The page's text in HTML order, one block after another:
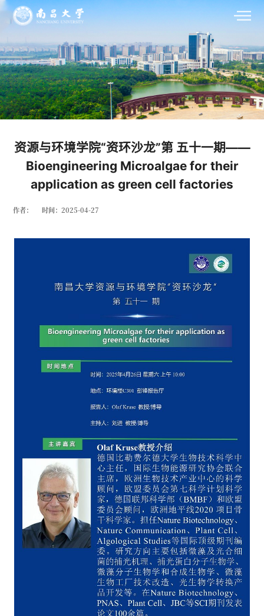
资源与环境学院“资环沙龙”第 五十一期——
Bioengineering Microalgae for their
application as green cell factories
作者： 时间：2025-04-27